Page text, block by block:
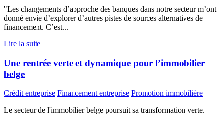
"Les changements d’approche des banques dans notre secteur m’ont
donné envie d’explorer d’autres pistes de sources alternatives de
financement. C’est...
Lire la suite
Une rentrée verte et dynamique pour l’immobilier
belge
Crédit entreprise Financement entreprise Promotion immobilière
Le secteur de l'immobilier belge poursuit sa transformation verte.